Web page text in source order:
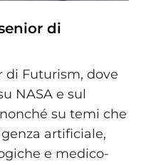
di
di Futurism, dove
NASA e sul
su temi che
artificiale,
e medico-